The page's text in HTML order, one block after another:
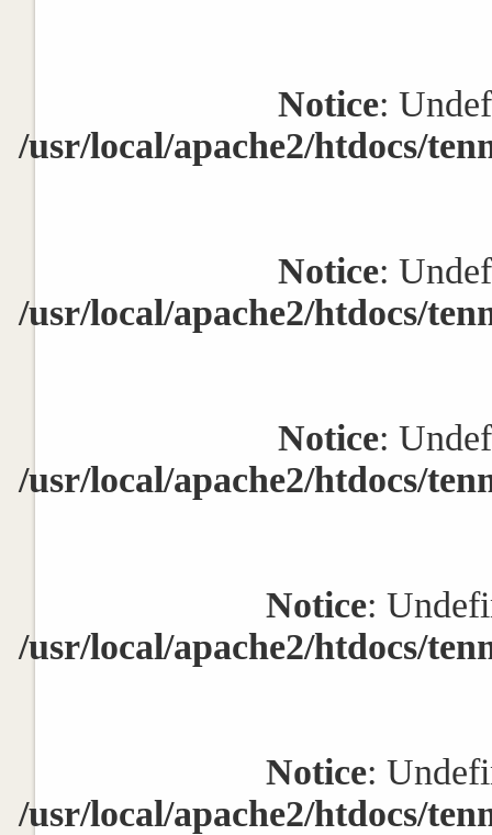
Notice:
/usr/local/apache2/htdocs/
Notice:
/usr/local/apache2/htdocs/
Notice:
/usr/local/apache2/htdocs/
Notice:
/usr/local/apache2/htdocs/
Notice:
/usr/local/apache2/htdocs/